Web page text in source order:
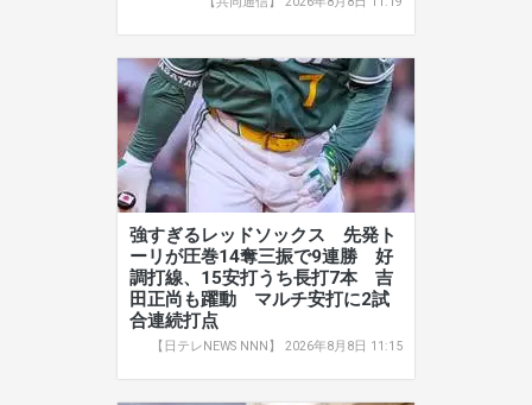
強すぎるレッドソックス 先発ト
ーリが圧巻14奪三振で9連勝 好
調打線、15安打うち長打7本 吉
田正尚も躍動 マルチ安打に2試
合連続打点
【日テレNEWS NNN】 2026年8月8日 11:15